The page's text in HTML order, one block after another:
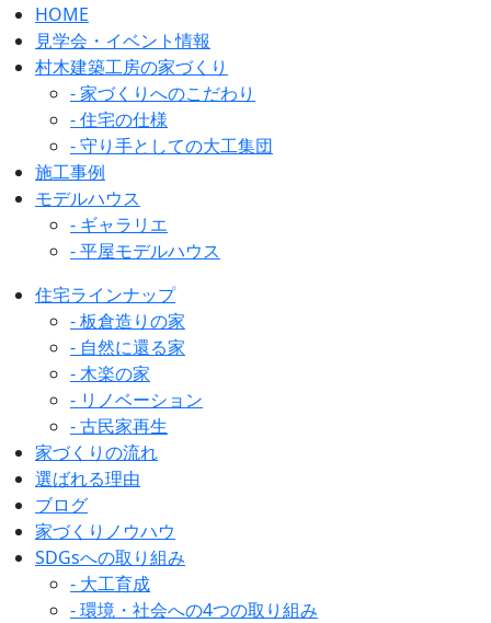
HOME
見学会・イベント情報
村木建築工房の家づくり
- 家づくりへのこだわり
- 住宅の仕様
- 守り手としての大工集団
施工事例
モデルハウス
- ギャラリエ
- 平屋モデルハウス
住宅ラインナップ
- 板倉造りの家
- 自然に還る家
- 木楽の家
- リノベーション
- 古民家再生
家づくりの流れ
選ばれる理由
ブログ
家づくりノウハウ
SDGsへの取り組み
- 大工育成
- 環境・社会への4つの取り組み